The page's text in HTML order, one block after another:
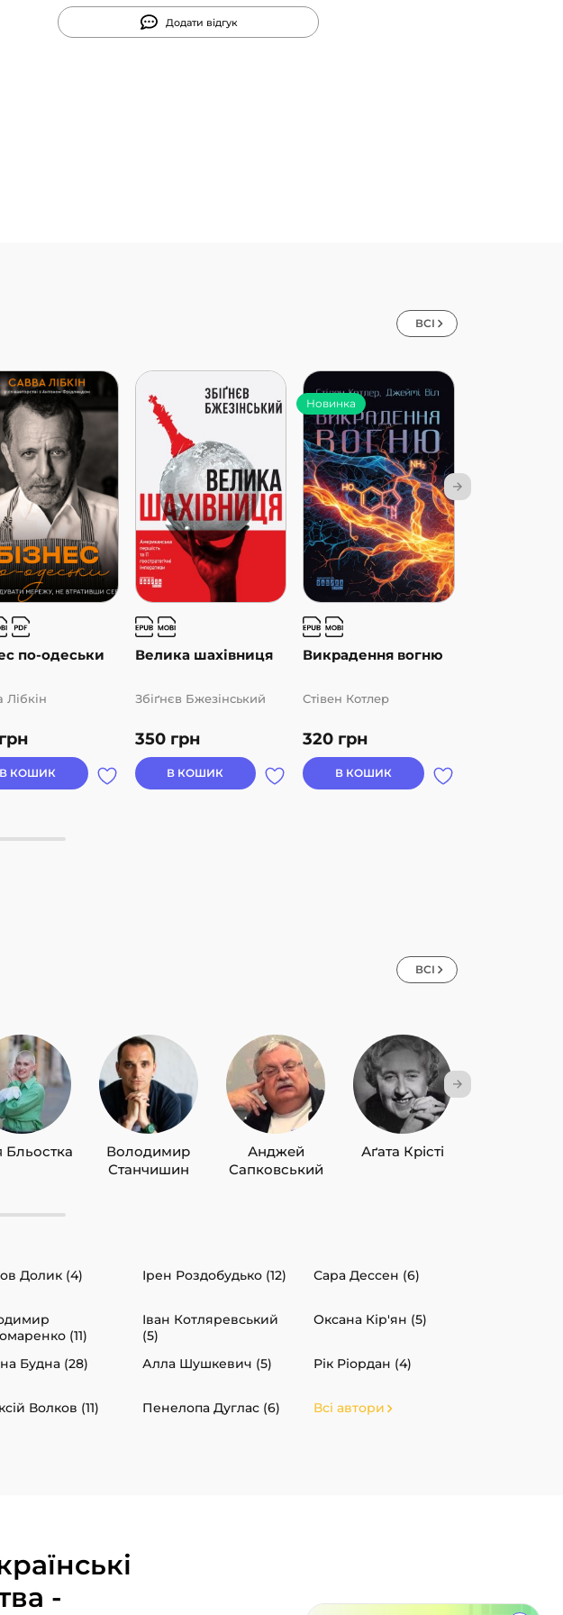
Додати відгук
ВСІ
по-одеськи
грн
Лібкін
В КОШИК
Велика шахівниця
350 грн
Збіґнєв Бжезінський
В КОШИК
Викрадення вогню
Новинка
320 грн
Стівен Котлер
В КОШИК
ВСІ
Бльостка
Володимир
Станчишин
Анджей
Сапковський
Аґата Крісті
Долик (4) Ірен Роздобудько (12) Сара Дессен (6)
(11)
Іван Котляревський
(5)
Оксана Кір'ян (5)
Будна (28) Алла Шушкевич (5) Рік Ріордан (4)
Волков (11) Пенелопа Дуглас (6) Всі автори
-